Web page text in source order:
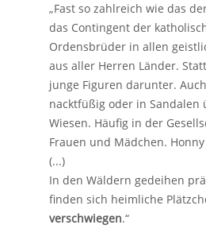
„Fast so zahlreich wie das
das Contingent der
Ordensbrüder in allen
aus aller Herren Länder.
junge Figuren darunter.
nacktfüßig oder in Sandalen
Wiesen. Häufig in der
Frauen und Mädchen.
(...)
In den Wäldern gedeihen
finden sich heimliche
verschwiegen.“